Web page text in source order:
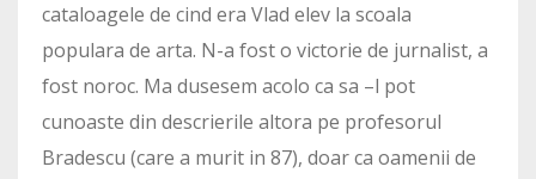
cataloagele de cind era Vlad elev la scoala
populara de arta. N-a fost o victorie de jurnalist, a
fost noroc. Ma dusesem acolo ca sa –l pot
cunoaste din descrierile altora pe profesorul
Bradescu (care a murit in 87), doar ca oamenii de